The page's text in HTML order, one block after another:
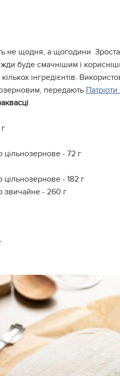
не щодня, а щогодини.
буде смачнішим і
інгредієнтів.
передають
- 72 г
- 182 г
- 260 г